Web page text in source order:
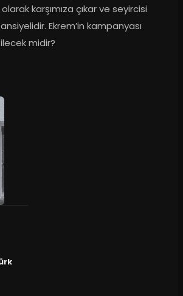
karşımıza çıkar ve seyircisi
Ekrem’in kampanyası
midir?